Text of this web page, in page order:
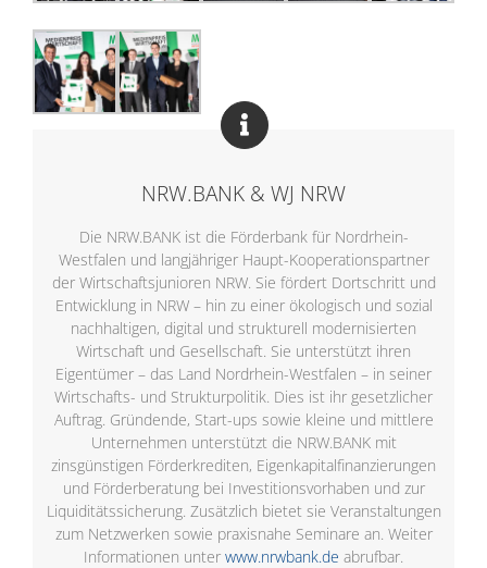
NRW.BANK & WJ NRW
Die NRW.BANK ist die Förderbank für Nordrhein-
Westfalen und langjähriger Haupt-Kooperationspartner
der Wirtschaftsjunioren NRW. Sie fördert Dortschritt und
Entwicklung in NRW – hin zu einer ökologisch und sozial
nachhaltigen, digital und strukturell modernisierten
Wirtschaft und Gesellschaft. Sie unterstützt ihren
Eigentümer – das Land Nordrhein-Westfalen – in seiner
Wirtschafts- und Strukturpolitik. Dies ist ihr gesetzlicher
Auftrag. Gründende, Start-ups sowie kleine und mittlere
Unternehmen unterstützt die NRW.BANK mit
zinsgünstigen Förderkrediten, Eigenkapitalfinanzierungen
und Förderberatung bei Investitionsvorhaben und zur
Liquiditätssicherung. Zusätzlich bietet sie Veranstaltungen
zum Netzwerken sowie praxisnahe Seminare an. Weiter
Informationen unter www.nrwbank.de abrufbar.